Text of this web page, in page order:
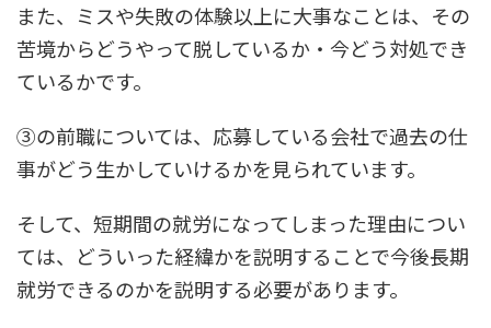
また、ミスや失敗の体験以上に大事なことは、その
苦境からどうやって脱しているか・今どう対処でき
ているかです。
③の前職については、応募している会社で過去の仕
事がどう生かしていけるかを見られています。
そして、短期間の就労になってしまった理由につい
ては、どういった経緯かを説明することで今後長期
就労できるのかを説明する必要があります。